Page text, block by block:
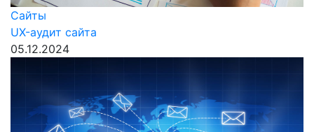
Сайты
UX-аудит сайта
05.12.2024